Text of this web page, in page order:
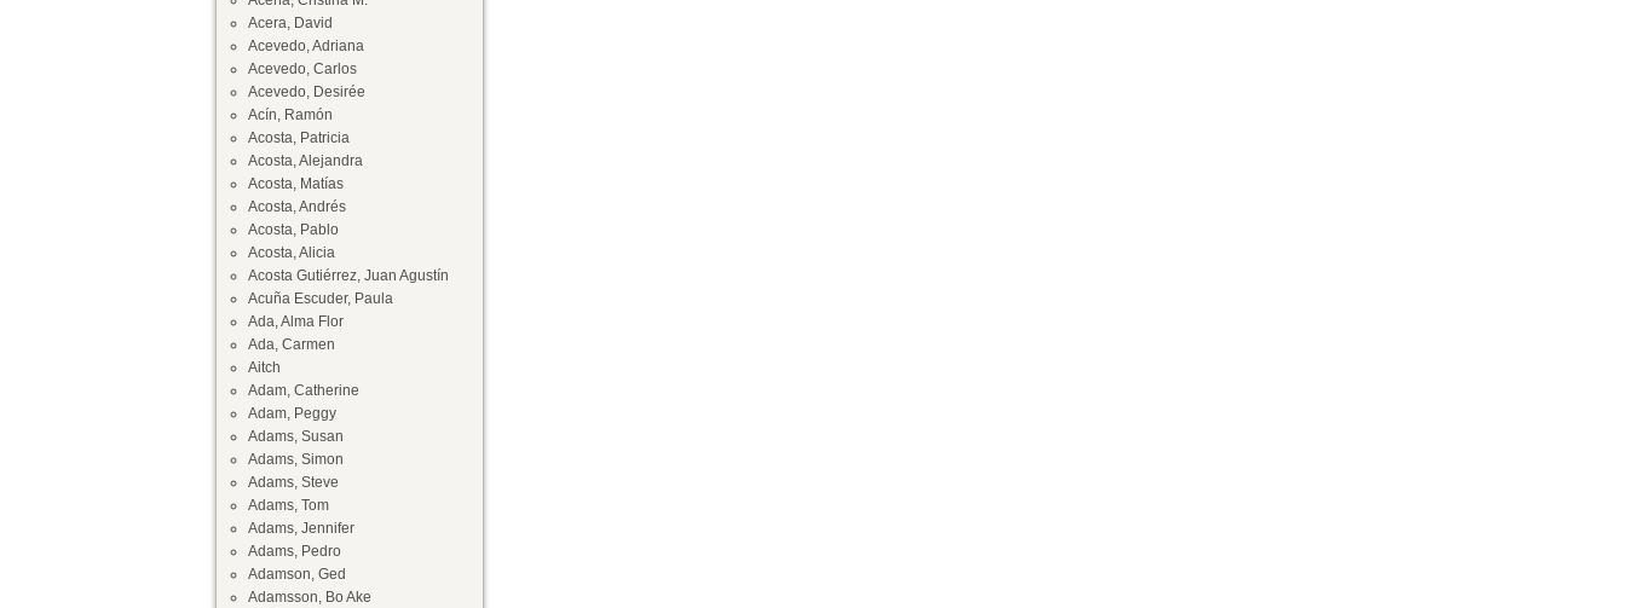
Acera, David
Acevedo, Adriana
Acevedo, Carlos
Acevedo, Desirée
Acín, Ramón
Acosta, Patricia
Acosta, Alejandra
Acosta, Matías
Acosta, Andrés
Acosta, Pablo
Acosta, Alicia
Acosta Gutiérrez, Juan Agustín
Acuña Escuder, Paula
Ada, Alma Flor
Ada, Carmen
Aitch
Adam, Catherine
Adam, Peggy
Adams, Susan
Adams, Simon
Adams, Steve
Adams, Tom
Adams, Jennifer
Adams, Pedro
Adamson, Ged
Adamsson, Bo Ake